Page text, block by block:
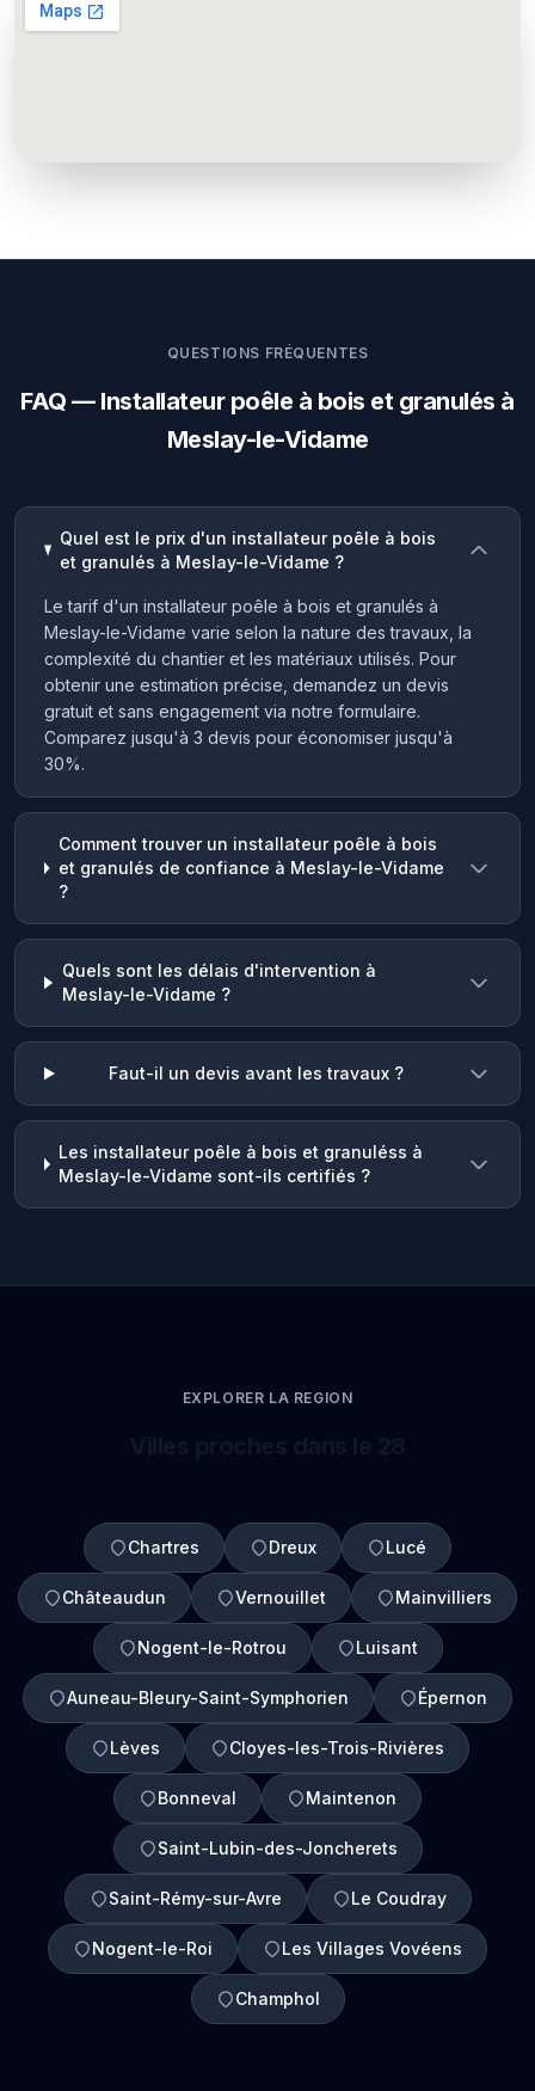
QUESTIONS FRÉQUENTES
FAQ — Installateur poêle à bois et granulés à
Meslay-le-Vidame
Quel est le prix d'un installateur poêle à bois
et granulés à Meslay-le-Vidame ?
Le tarif d'un installateur poêle à bois et granulés à
Meslay-le-Vidame varie selon la nature des travaux, la
complexité du chantier et les matériaux utilisés. Pour
obtenir une estimation précise, demandez un devis
gratuit et sans engagement via notre formulaire.
Comparez jusqu'à 3 devis pour économiser jusqu'à
30%.
Comment trouver un installateur poêle à bois
et granulés de confiance à Meslay-le-Vidame
?
Quels sont les délais d'intervention à
Meslay-le-Vidame ?
Faut-il un devis avant les travaux ?
Les installateur poêle à bois et granuléss à
Meslay-le-Vidame sont-ils certifiés ?
EXPLORER LA REGION
Chartres Dreux Lucé
Châteaudun Vernouillet Mainvilliers
Nogent-le-Rotrou Luisant
Auneau-Bleury-Saint-Symphorien Épernon
Lèves Cloyes-les-Trois-Rivières
Bonneval Maintenon
Saint-Lubin-des-Joncherets
Saint-Rémy-sur-Avre Le Coudray
Nogent-le-Roi Les Villages Vovéens
Champhol